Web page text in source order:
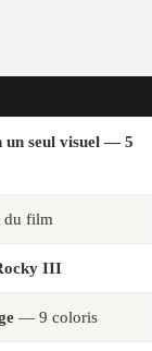
un seul visuel — 5
du film
III
— 9 coloris